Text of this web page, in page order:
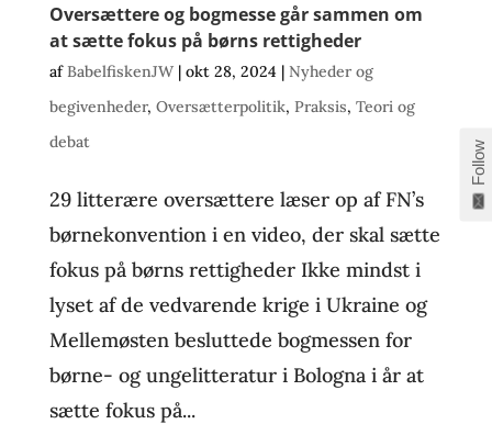
Oversættere og bogmesse går sammen om
at sætte fokus på børns rettigheder
afBabelfiskenJW| okt 28, 2024 | Nyheder og
begivenheder, Oversætterpolitik, Praksis, Teori og
debat
29 litterære oversættere læser op af FN’s
børnekonvention i en video, der skal sætte
fokus på børns rettigheder Ikke mindst i
lyset af de vedvarende krige i Ukraine og
Mellemøsten besluttede bogmessen for
børne- og ungelitteratur i Bologna i år at
sætte fokus på...
Follow